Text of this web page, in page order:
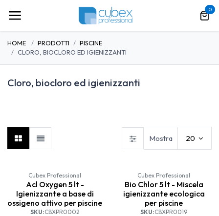
0
HOME PRODOTTI
PISCINE
CLORO, BIOCLORO ED IGIENIZZANTI
Cloro, biocloro ed igienizzanti
Mostra 20
Cubex Professional
Acl Oxygen 5 lt -
Igienizzante a base di
ossigeno attivo per piscine
SKU:CBXPR0002
Cubex Professional
Bio Chlor 5 lt - Miscela
igienizzante ecologica
per piscine
SKU:CBXPR0019